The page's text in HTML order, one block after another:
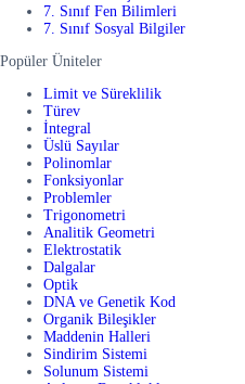
7. Sınıf Fen Bilimleri
7. Sınıf Sosyal Bilgiler
Popüler Üniteler
Limit ve Süreklilik
Türev
İntegral
Üslü Sayılar
Polinomlar
Fonksiyonlar
Problemler
Trigonometri
Analitik Geometri
Elektrostatik
Dalgalar
Optik
DNA ve Genetik Kod
Organik Bileşikler
Maddenin Halleri
Sindirim Sistemi
Solunum Sistemi